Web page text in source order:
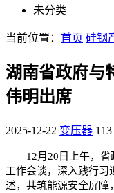
未分类
当前位置： 首页 硅钢
湖南省政府与
伟明出席
2025-12-22 变压器 113
12月20日上午，
工作会谈，深入践行习
述，共筑能源安全屏障